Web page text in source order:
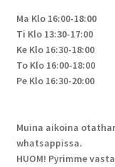
Ma Klo 16:00-18:00
Ti Klo 13:30-17:00
Ke Klo 16:30-18:00
To Klo 16:00-18:00
Pe Klo 16:30-20:00
Muina aikoina
whatsappissa.
HUOM! Pyrimme